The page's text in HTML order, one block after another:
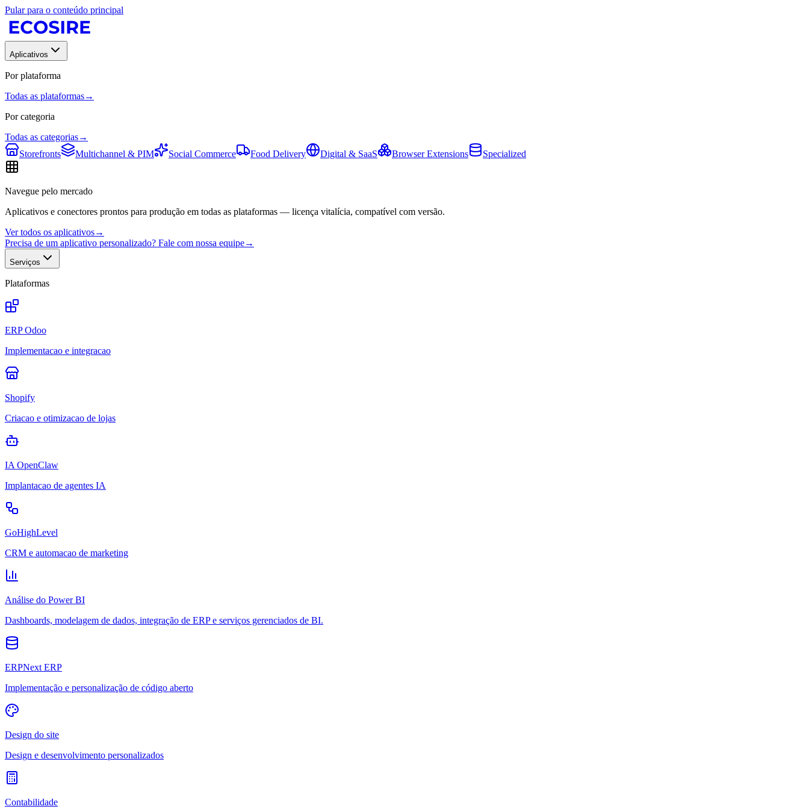
Pular para o conteúdo principal
Aplicativos
Por plataforma
Todas as plataformas→
Por categoria
Todas as categorias→
Storefronts
Multichannel & PIM Social Commerce Food Delivery Digital & SaaS Browser Extensions Specialized
Navegue pelo mercado
Aplicativos e conectores prontos para produção em todas as plataformas — licença vitalícia, compatível com versão.
Ver todos os aplicativos→
Precisa de um aplicativo personalizado? Fale com nossa equipe→
Serviços
Plataformas
ERP Odoo
Implementacao e integracao
Shopify
Criacao e otimizacao de lojas
IA OpenClaw
Implantacao de agentes IA
GoHighLevel
CRM e automacao de marketing
Análise do Power BI
Dashboards, modelagem de dados, integração de ERP e serviços gerenciados de BI.
ERPNext ERP
Implementação e personalização de código aberto
Design do site
Design e desenvolvimento personalizados
Contabilidade